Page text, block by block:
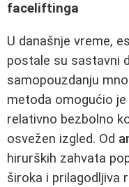
faceliftinga
U današnje vreme,
postale su sastavni
samopouzdanju
metoda omogućio
relativno bezbolno
osvežen izgled. Od
hirurških zahvata
široka i prilagodljiva